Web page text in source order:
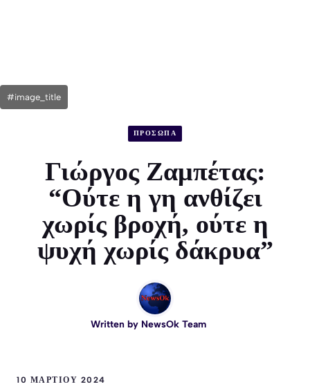
#image_title
ΠΡΟΣΩΠΑ
Γιώργος Ζαμπέτας:
“Ούτε η γη ανθίζει
χωρίς βροχή, ούτε η
ψυχή χωρίς δάκρυα”
Written by NewsOk Team
10 ΜΑΡΤΊΟΥ 2024